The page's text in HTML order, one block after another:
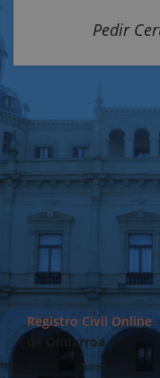
Pedir
Registro Civil Online
de Ondarroa